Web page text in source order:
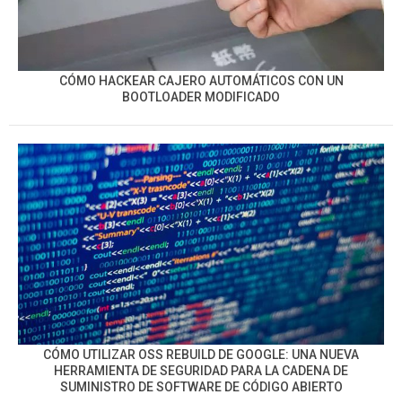
CÓMO HACKEAR CAJERO AUTOMÁTICOS CON UN
BOOTLOADER MODIFICADO
CÓMO UTILIZAR OSS REBUILD DE GOOGLE: UNA NUEVA
HERRAMIENTA DE SEGURIDAD PARA LA CADENA DE
SUMINISTRO DE SOFTWARE DE CÓDIGO ABIERTO